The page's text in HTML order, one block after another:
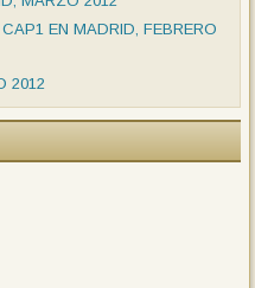
EN MADRID, FEBRERO
2012